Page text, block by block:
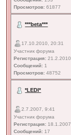
Просмотров: 61877
***beta***
17.10.2010, 20:31
Участник форума
Регистрация: 21.2.2010
Сообщений: 1
Просмотров: 48752
*LEDI*
2.7.2007, 9:41
Участник форума
Регистрация: 18.1.2007
Сообщений: 17